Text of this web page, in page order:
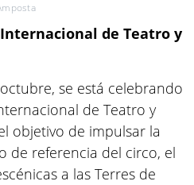
de Teatro y
se está celebrando
de Teatro y
objetivo de impulsar la
de referencia del circo, el
a las Terres de